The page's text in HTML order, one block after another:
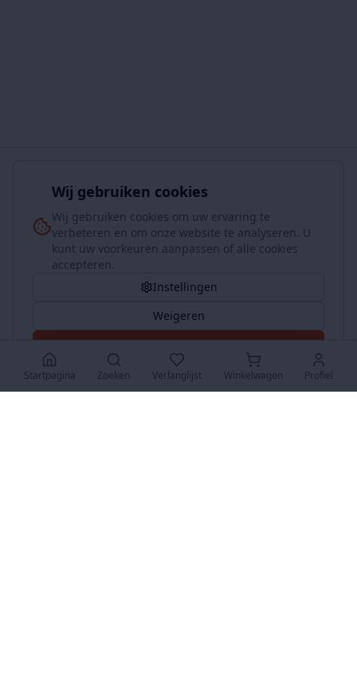
Wij gebruiken cookies
Wij gebruiken cookies om uw ervaring te
verbeteren en om onze website te analyseren. U
kunt uw voorkeuren aanpassen of alle cookies
accepteren.
Instellingen
Weigeren
Accepteer Alles
Startpagina Zoeken Verlanglijst Winkelwagen Profiel